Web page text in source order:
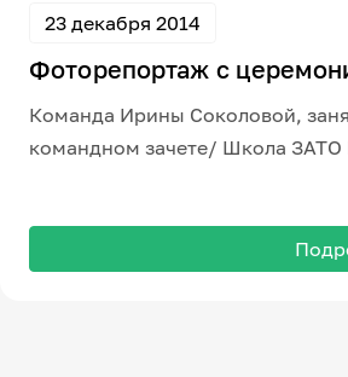
23 декабря 2014
Фоторепортаж с
Команда Ирины Соколовой,
командном зачете/ Школа ЗАТО